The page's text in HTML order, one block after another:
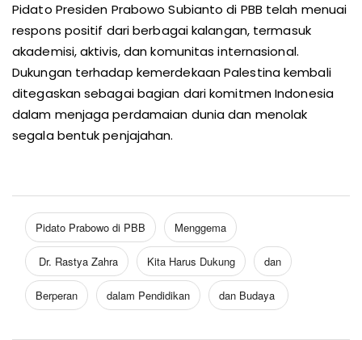
Pidato Presiden Prabowo Subianto di PBB telah menuai
respons positif dari berbagai kalangan, termasuk
akademisi, aktivis, dan komunitas internasional.
Dukungan terhadap kemerdekaan Palestina kembali
ditegaskan sebagai bagian dari komitmen Indonesia
dalam menjaga perdamaian dunia dan menolak
segala bentuk penjajahan.
Pidato Prabowo di PBB Menggema
Dr. Rastya Zahra Kita Harus Dukung dan
Berperan dalam Pendidikan dan Budaya